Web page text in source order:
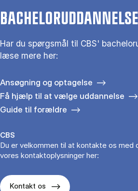
Har du spørgsmål til CBS'
læse mere her:
Ansøgning og optagelse
Få hjælp til at vælge uddannelse
Guide til forældre
CBS
Du er velkommen til at kontakte os med
vores kontaktoplysninger her:
Kontakt os